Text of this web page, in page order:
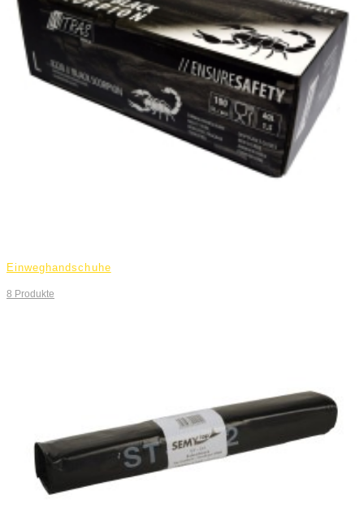
Einweghandschuhe
8 Produkte